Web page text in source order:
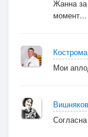
Жанна за
момент...
Мои